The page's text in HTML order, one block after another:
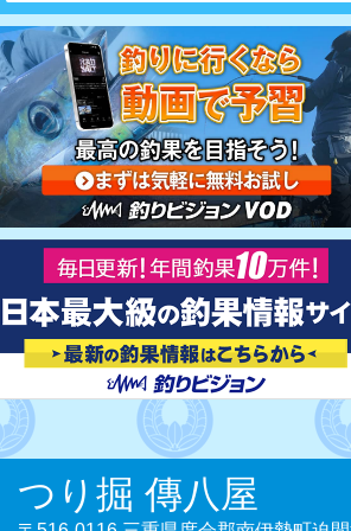
つり掘 傳八屋